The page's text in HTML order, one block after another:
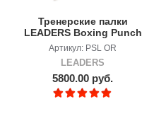
Тренерские палки
LEADERS Boxing Punch
Sticks OR
Артикул: PSL OR
LEADERS
5800.00 руб.